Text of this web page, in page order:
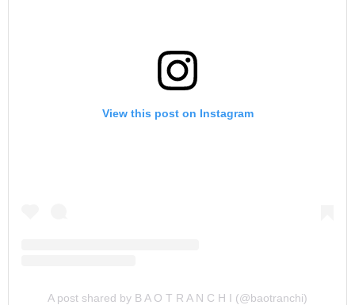
View this post on Instagram
A post shared by B A O T R A N C H I (@baotranchi)